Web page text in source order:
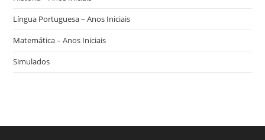
Língua Portuguesa – Anos Iniciais
Matemática – Anos Iniciais
Simulados